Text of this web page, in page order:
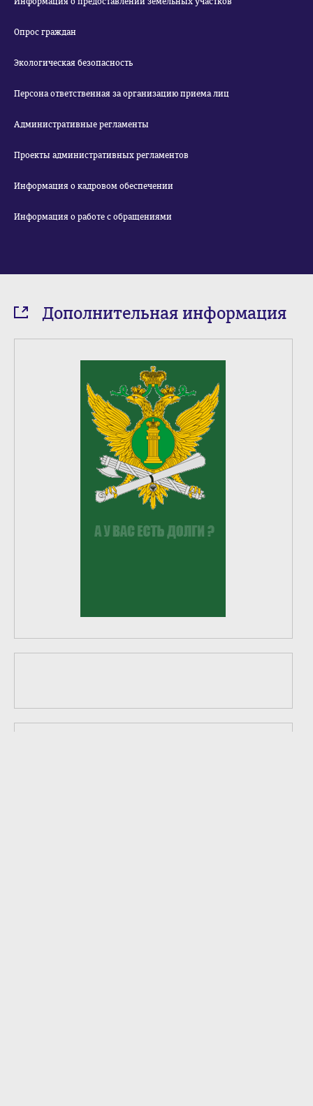
Опрос граждан
Экологическая безопасность
Персона ответственная за организацию приема лиц
Административные регламенты
Проекты административных регламентов
Информация о кадровом обеспечении
Информация о работе с обращениями
Дополнительная информация